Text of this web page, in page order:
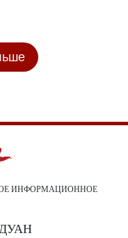
ИНФОРМАЦИОННОЕ
ДУАН